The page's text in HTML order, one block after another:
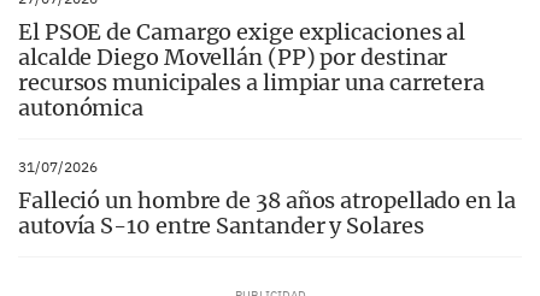
El PSOE de Camargo exige explicaciones al
alcalde Diego Movellán (PP) por destinar
recursos municipales a limpiar una carretera
autonómica
31/07/2026
Falleció un hombre de 38 años atropellado en la
autovía S-10 entre Santander y Solares